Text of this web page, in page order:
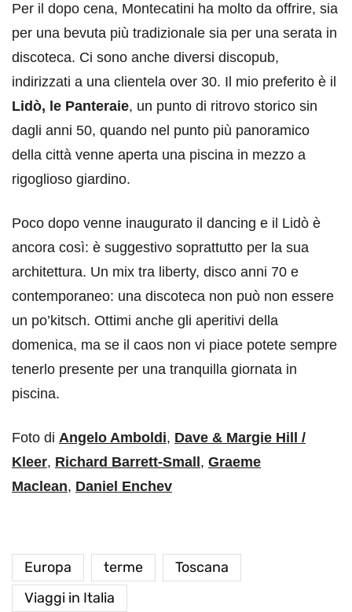
Per il dopo cena, Montecatini ha molto da offrire, sia
per una bevuta più tradizionale sia per una serata in
discoteca. Ci sono anche diversi discopub,
indirizzati a una clientela over 30. Il mio preferito è il
Lidò, le Panteraie, un punto di ritrovo storico sin
dagli anni 50, quando nel punto più panoramico
della città venne aperta una piscina in mezzo a
rigoglioso giardino.
Poco dopo venne inaugurato il dancing e il Lidò è
ancora così: è suggestivo soprattutto per la sua
architettura. Un mix tra liberty, disco anni 70 e
contemporaneo: una discoteca non può non essere
un po’kitsch. Ottimi anche gli aperitivi della
domenica, ma se il caos non vi piace potete sempre
tenerlo presente per una tranquilla giornata in
piscina.
Foto di Angelo Amboldi, Dave & Margie Hill /
Kleer, Richard Barrett-Small , Graeme
Maclean, Daniel Enchev
Europa terme
Toscana
Viaggi in Italia